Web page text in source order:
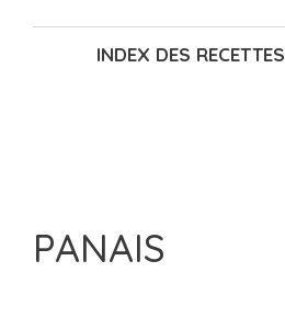
INDEX DES RECETTES
PANAIS